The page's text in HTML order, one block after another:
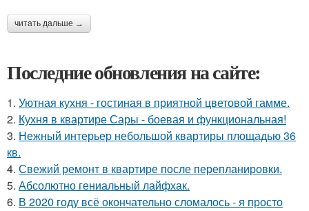
читать дальше →
Последние обновления на сайте:
1. Уютная кухня - гостиная в приятной цветовой гамме.
2. Кухня в квартире Сары - боевая и функциональная!
3. Нежный интерьер небольшой квартиры площадью 36
кв.
4. Свежий ремонт в квартире после перепланировки.
5. Абсолютно гениальный лайфхак.
6. В 2020 году всё окончательно сломалось - я просто